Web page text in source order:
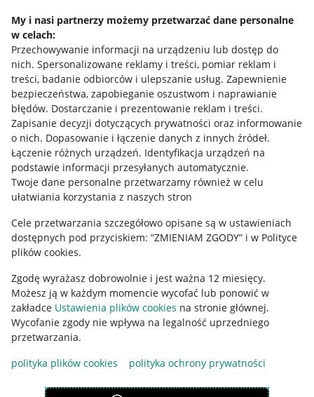
My i nasi partnerzy możemy przetwarzać dane personalne
w celach:
Przechowywanie informacji na urządzeniu lub dostęp do
nich. Spersonalizowane reklamy i treści, pomiar reklam i
treści, badanie odbiorców i ulepszanie usług. Zapewnienie
bezpieczeństwa, zapobieganie oszustwom i naprawianie
błędów. Dostarczanie i prezentowanie reklam i treści.
Zapisanie decyzji dotyczących prywatności oraz informowanie
o nich. Dopasowanie i łączenie danych z innych źródeł.
Łączenie różnych urządzeń. Identyfikacja urządzeń na
podstawie informacji przesyłanych automatycznie.
Twoje dane personalne przetwarzamy również w celu
ułatwiania korzystania z naszych stron
Cele przetwarzania szczegółowo opisane są w ustawieniach
dostępnych pod przyciskiem: “ZMIENIAM ZGODY” i w Polityce
plików cookies.
Zgodę wyrażasz dobrowolnie i jest ważna 12 miesięcy.
Możesz ją w każdym momencie wycofać lub ponowić w
zakładce Ustawienia plików cookies na stronie głównej.
Wycofanie zgody nie wpływa na legalność uprzedniego
przetwarzania.
polityka plików cookies
polityka ochrony prywatności
Udostępnianie lokalizacji
Informacje dla Aktu o Usługach Cyfrowych
Pobierz aplikację